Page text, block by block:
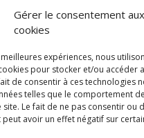
Gérer le consentement aux
cookies
expériences, nous
pour stocker et/ou accéder
de consentir à ces technologies
telles que le comportement
site. Le fait de ne pas consentir ou
peut avoir un effet négatif sur